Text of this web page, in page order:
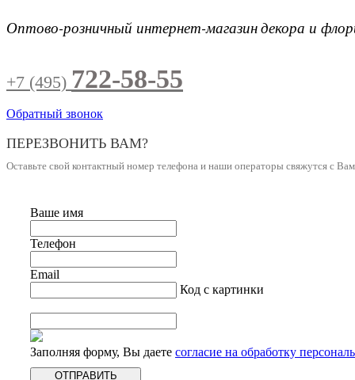
Оптово-розничный интернет-магазиндекора и
+7 (495) 722-58-55
Обратный звонок
ПЕРЕЗВОНИТЬ ВАМ?
Оставьте свой контактный номер телефона и наши операторы свяжутся с
Ваше имя
Телефон
Email
Код с картинки
Заполняя форму, Вы даете согласие на обработку